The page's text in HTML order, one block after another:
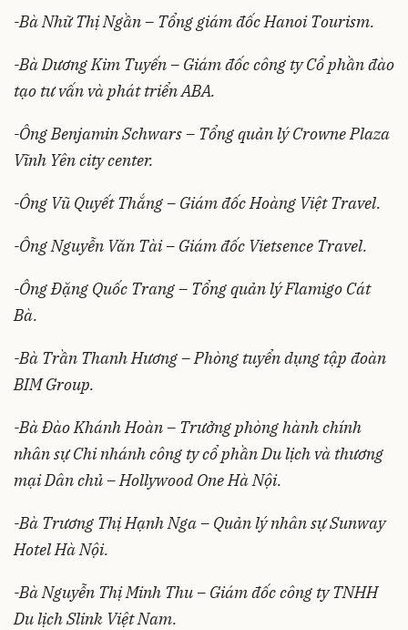
-Bà Nhữ Thị Ngần – Tổng giám đốc Hanoi Tourism.
-Bà Dương Kim Tuyến – Giám đốc công ty Cổ phần đào
tạo tư vấn và phát triển ABA.
-Ông Benjamin Schwars – Tổng quản lý Crowne Plaza
Vĩnh Yên city center.
-Ông Vũ Quyết Thắng – Giám đốc Hoàng Việt Travel.
-Ông Nguyễn Văn Tài – Giám đốc Vietsence Travel.
-Ông Đặng Quốc Trang – Tổng quản lý Flamigo Cát
Bà.
-Bà Trần Thanh Hương – Phòng tuyển dụng tập đoàn
BIM Group.
-Bà Đào Khánh Hoàn – Trưởng phòng hành chính
nhân sự Chi nhánh công ty cổ phần Du lịch và thương
mại Dân chủ – Hollywood One Hà Nội.
-Bà Trương Thị Hạnh Nga – Quản lý nhân sự Sunway
Hotel Hà Nội.
-Bà Nguyễn Thị Minh Thu – Giám đốc công ty TNHH
Du lịch Slink Việt Nam.